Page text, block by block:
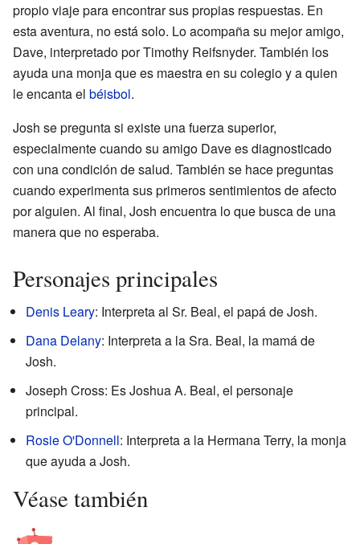
propio viaje para encontrar sus propias respuestas. En
esta aventura, no está solo. Lo acompaña su mejor amigo,
Dave, interpretado por Timothy Reifsnyder. También los
ayuda una monja que es maestra en su colegio y a quien
le encanta el béisbol.
Josh se pregunta si existe una fuerza superior,
especialmente cuando su amigo Dave es diagnosticado
con una condición de salud. También se hace preguntas
cuando experimenta sus primeros sentimientos de afecto
por alguien. Al final, Josh encuentra lo que busca de una
manera que no esperaba.
Personajes principales
Denis Leary: Interpreta al Sr. Beal, el papá de Josh.
Dana Delany: Interpreta a la Sra. Beal, la mamá de
Josh.
Joseph Cross: Es Joshua A. Beal, el personaje
principal.
Rosie O'Donnell: Interpreta a la Hermana Terry, la monja
que ayuda a Josh.
Véase también